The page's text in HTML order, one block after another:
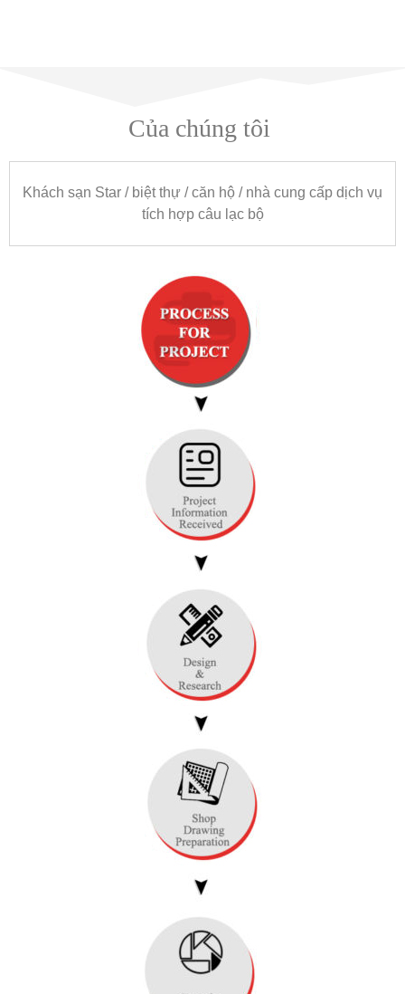
Của chúng tôi
Khách sạn Star / biệt thự / căn hộ / nhà cung cấp dịch vụ
tích hợp câu lạc bộ